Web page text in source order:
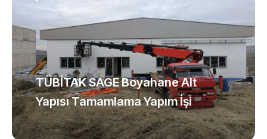
TÜBİTAK SAGE Boyahane Alt
Yapısı Tamamlama Yapım İşi